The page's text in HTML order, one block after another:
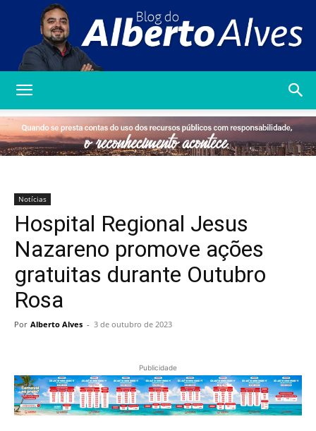
Alberto
Notícias
Hospital Regional Jesus
Nazareno promove ações
gratuitas durante Outubro
Rosa
Por Alberto Alves - 3 de outubro de 2023
Publicidade